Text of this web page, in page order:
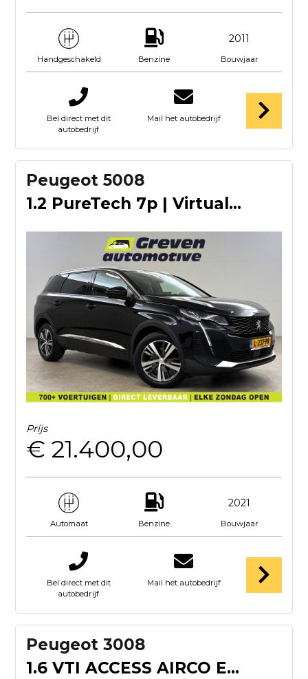
Handgeschakeld Benzine
2011
Bouwjaar
Bel direct met dit
autobedrijf
Mail het autobedrijf
Peugeot 5008
1.2 PureTech 7p | Virtual | Camera | Sfeer | Cruise | Carpla
Prijs
€ 21.400,00
Automaat Benzine
2021
Bouwjaar
Bel direct met dit
autobedrijf
Mail het autobedrijf
Peugeot 3008
1.6 VTI ACCESS AIRCO ELK. RAMEN VOOR EN ACHTER